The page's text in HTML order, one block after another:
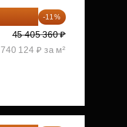
-11%
45 405 360 ₽
740 124 ₽ за м²